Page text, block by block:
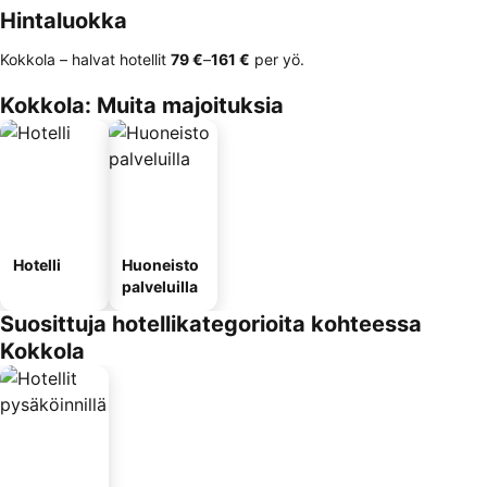
Hintaluokka
Kokkola – halvat hotellit ‎79 €–‎161 € per yö.
Kokkola: Muita majoituksia
Hotelli
Huoneisto
palveluilla
Suosittuja hotellikategorioita kohteessa
Kokkola